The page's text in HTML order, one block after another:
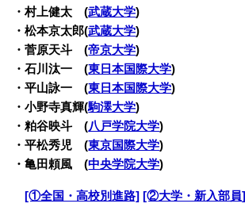
・村上健太 (武蔵大学)
・松本京太郎(武蔵大学)
・菅原天斗 (帝京大学)
・石川汰一 (東日本国際大学)
・平山詠一 (東日本国際大学)
・小野寺真輝(駒澤大学)
・粕谷映斗 (八戸学院大学)
・平松秀児 (東京国際大学)
・亀田頼風 (中央学院大学)
[①全国・高校別進路] [②大学・新入部員]